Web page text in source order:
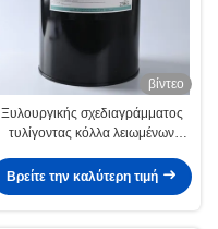
βίντεο
Ξυλουργικής σχεδιαγράμματος
τυλίγοντας κόλλα λειωμένων
αντιδραστική καυτή
Βρείτε την καλύτερη τιμή